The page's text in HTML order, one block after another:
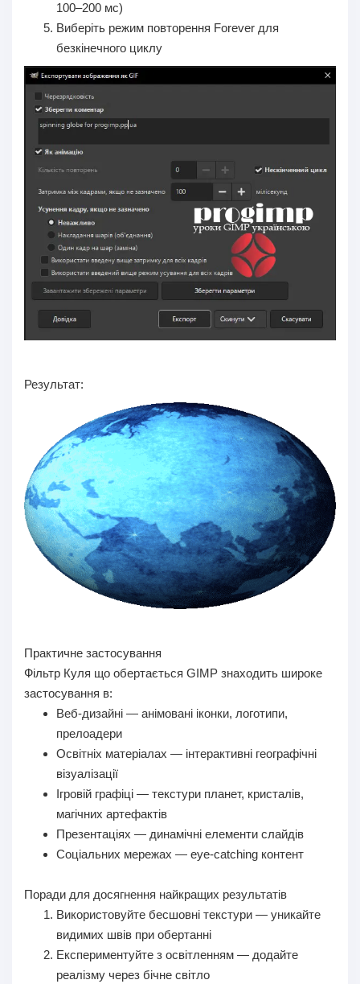
100–200 мс)
Виберіть режим повторення Forever для
безкінечного циклу
Результат:
Практичне застосування
Фільтр Куля що обертається GIMP знаходить широке
застосування в:
Веб-дизайні — анімовані іконки, логотипи,
прелоадери
Освітніх матеріалах — інтерактивні географічні
візуалізації
Ігровій графіці — текстури планет, кристалів,
магічних артефактів
Презентаціях — динамічні елементи слайдів
Соціальних мережах — eye-catching контент
Поради для досягнення найкращих результатів
Використовуйте бесшовні текстури — уникайте
видимих швів при обертанні
Експериментуйте з освітленням — додайте
реалізму через бічне світло